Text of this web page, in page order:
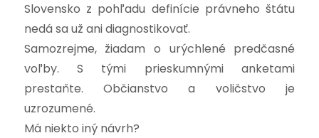
Slovensko z pohľadu definície právneho štátu
nedá sa už ani diagnostikovať.
Samozrejme, žiadam o urýchlené predčasné
voľby. S tými prieskumnými anketami
prestaňte. Občianstvo a voličstvo je
uzrozumené.
Má niekto iný návrh?